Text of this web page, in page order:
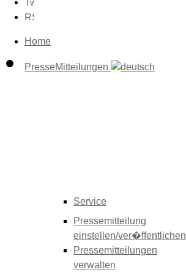
Home
PresseMitteilungen
Service
Pressemitteilung
einstellen/ver�ffentlichen
Pressemitteilungen
verwalten